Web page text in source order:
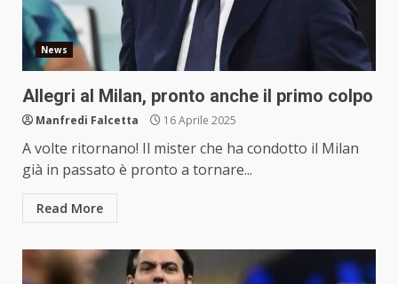
News
Allegri al Milan, pronto anche il primo colpo
Manfredi Falcetta 16 Aprile 2025
A volte ritornano! Il mister che ha condotto il Milan
già in passato è pronto a tornare...
Read More